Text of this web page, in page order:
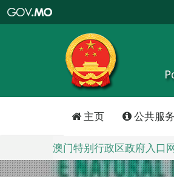
特
政
区
政
口
主页 公共服务
澳门特别行政区政府入口